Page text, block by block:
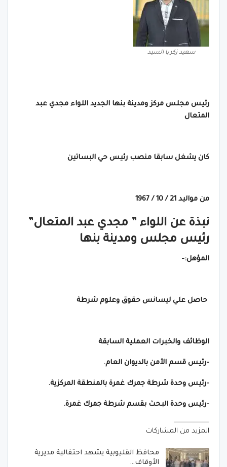
سعيد زكريا السيد
رئيس مجلس مركز ومدينة بنها الجديد اللواء مجدي عبد
المتعال
كان يشغل سابقا منصب رئيس حي البساتين
من مواليد 21 / 10 / 1967
نبذة عن اللواء ” مجدي عبد المتعال”
رئيس مجلس ومدينة بنها
المؤهل:-
حاصل علي ليسانس حقوق وعلوم شرطة
الوظائف والخبرات العملية السابقة
-رئيس قسم الأمن بالديوان العام.
-رئيس وحدة شرطة جمرك غمرة بالمنطقة المركزية.
-رئيس وحدة البحث بقسم شرطة جمرك غمرة.
المزيد من المشاركات
محافظ القليوبية يشهد احتفالية مديرية
الأوقاف…